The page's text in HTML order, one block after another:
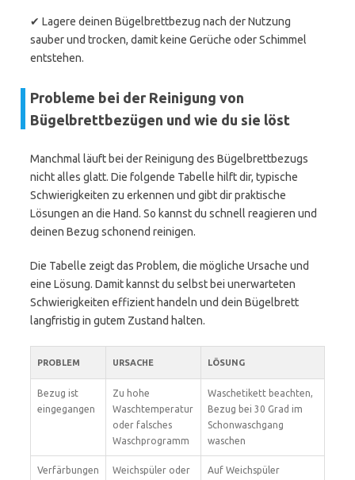
✔ Lagere deinen Bügelbrettbezug nach der Nutzung
sauber und trocken, damit keine Gerüche oder Schimmel
entstehen.
Probleme bei der Reinigung von
Bügelbrettbezügen und wie du sie löst
Manchmal läuft bei der Reinigung des Bügelbrettbezugs
nicht alles glatt. Die folgende Tabelle hilft dir, typische
Schwierigkeiten zu erkennen und gibt dir praktische
Lösungen an die Hand. So kannst du schnell reagieren und
deinen Bezug schonend reinigen.
Die Tabelle zeigt das Problem, die mögliche Ursache und
eine Lösung. Damit kannst du selbst bei unerwarteten
Schwierigkeiten effizient handeln und dein Bügelbrett
langfristig in gutem Zustand halten.
PROBLEM URSACHE LÖSUNG
Bezug ist
eingegangen
Zu hohe
Waschtemperatur
oder falsches
Waschprogramm
Waschetikett beachten,
Bezug bei 30 Grad im
Schonwaschgang
waschen
Verfärbungen
Weichspüler oder
Auf Weichspüler